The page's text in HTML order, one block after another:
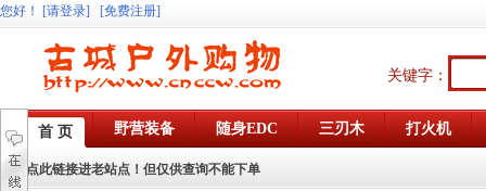
您好 ！ [请登录] [免费注册]
关键字：
首 页 野营装备 随身EDC 三刃木 打火机
点此链接进老站点！但仅供查询不能下单